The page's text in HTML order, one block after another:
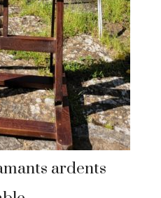
ardents